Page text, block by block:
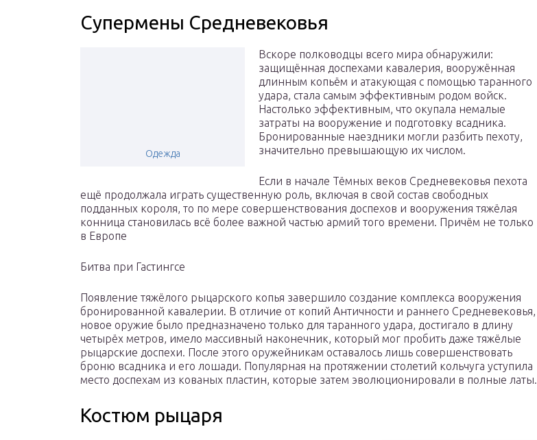
Супермены Средневековья
Одежда
Вскоре полководцы всего мира обнаружили:
защищённая доспехами кавалерия, вооружённая
длинным копьём и атакующая с помощью таранного
удара, стала самым эффективным родом войск.
Настолько эффективным, что окупала немалые
затраты на вооружение и подготовку всадника.
Бронированные наездники могли разбить пехоту,
значительно превышающую их числом.
Если в начале Тёмных веков Средневековья пехота
ещё продолжала играть существенную роль, включая в свой состав свободных
подданных короля, то по мере совершенствования доспехов и вооружения тяжёлая
конница становилась всё более важной частью армий того времени. Причём не только
в Европе
Битва при Гастингсе
Появление тяжёлого рыцарского копья завершило создание комплекса вооружения
бронированной кавалерии. В отличие от копий Античности и раннего Средневековья,
новое оружие было предназначено только для таранного удара, достигало в длину
четырёх метров, имело массивный наконечник, который мог пробить даже тяжёлые
рыцарские доспехи. После этого оружейникам оставалось лишь совершенствовать
броню всадника и его лошади. Популярная на протяжении столетий кольчуга уступила
место доспехам из кованых пластин, которые затем эволюционировали в полные латы.
Костюм рыцаря